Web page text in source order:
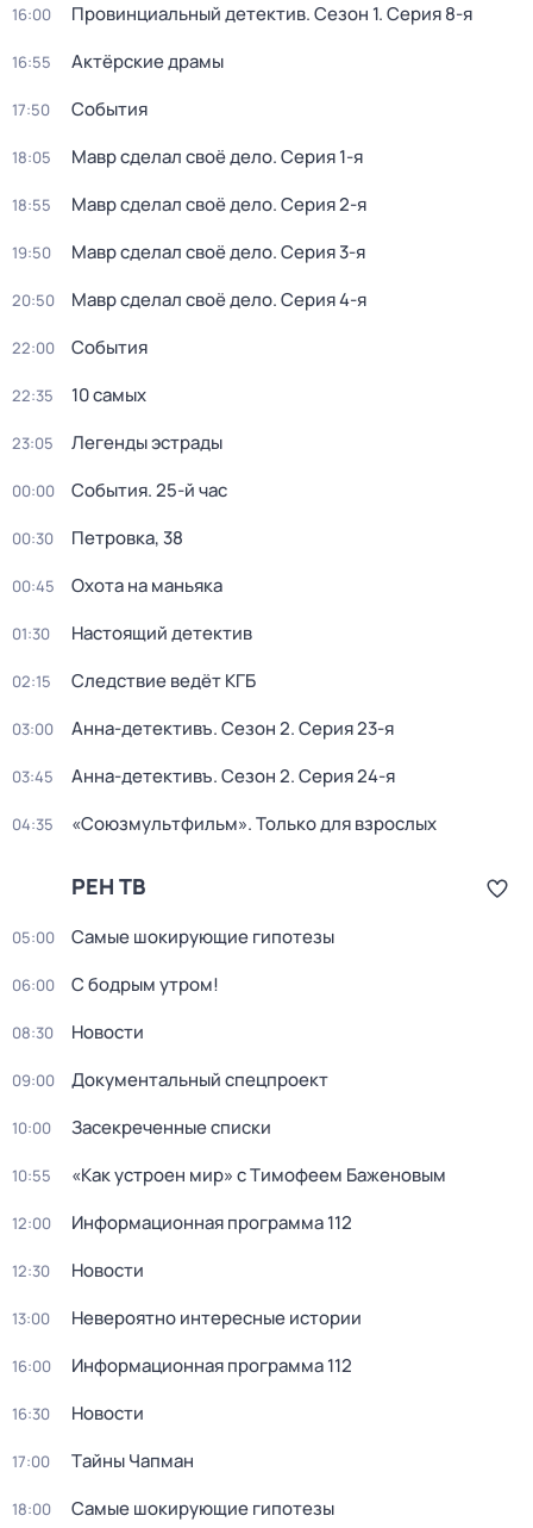
16:00 Провинциальный детектив. Сезон 1. Серия 8-я
16:55 Актёрские драмы
17:50 События
18:05 Мавр сделал своё дело. Серия 1-я
18:55 Мавр сделал своё дело. Серия 2-я
19:50 Мавр сделал своё дело. Серия 3-я
20:50 Мавр сделал своё дело. Серия 4-я
22:00 События
22:35 10 самых
23:05 Легенды эстрады
00:00 События. 25-й час
00:30 Петровка, 38
00:45 Охота на маньяка
01:30 Настоящий детектив
02:15 Следствие ведёт КГБ
03:00 Анна-детективъ. Сезон 2. Серия 23-я
03:45 Анна-детективъ. Сезон 2. Серия 24-я
04:35 «Союзмультфильм». Только для взрослых
РЕН ТВ
05:00 Самые шoкиpующие гипотезы
06:00 С бодрым утром!
08:30 Новости
09:00 Документальный спецпроект
10:00 Зacекрeченные cписки
10:55 «Как устроен мир» с Тимофеем Баженовым
12:00 Информационная программа 112
12:30 Новости
13:00 Невероятно интересные истории
16:00 Информационная программа 112
16:30 Новости
17:00 Тaйны Чапман
18:00 Самые шoкиpующие гипотезы